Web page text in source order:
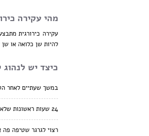
מהי עקירה
עקירה כירורגית
להיות שן כלואה או
כיצד יש
במשך שעתיים לאחר
24 שעות ראשונות שלאחר הטיפול, יש להימנע מאכילת מזונות קשים או חמים.
רצוי לגרגר שטיפה פה אנטיספטית